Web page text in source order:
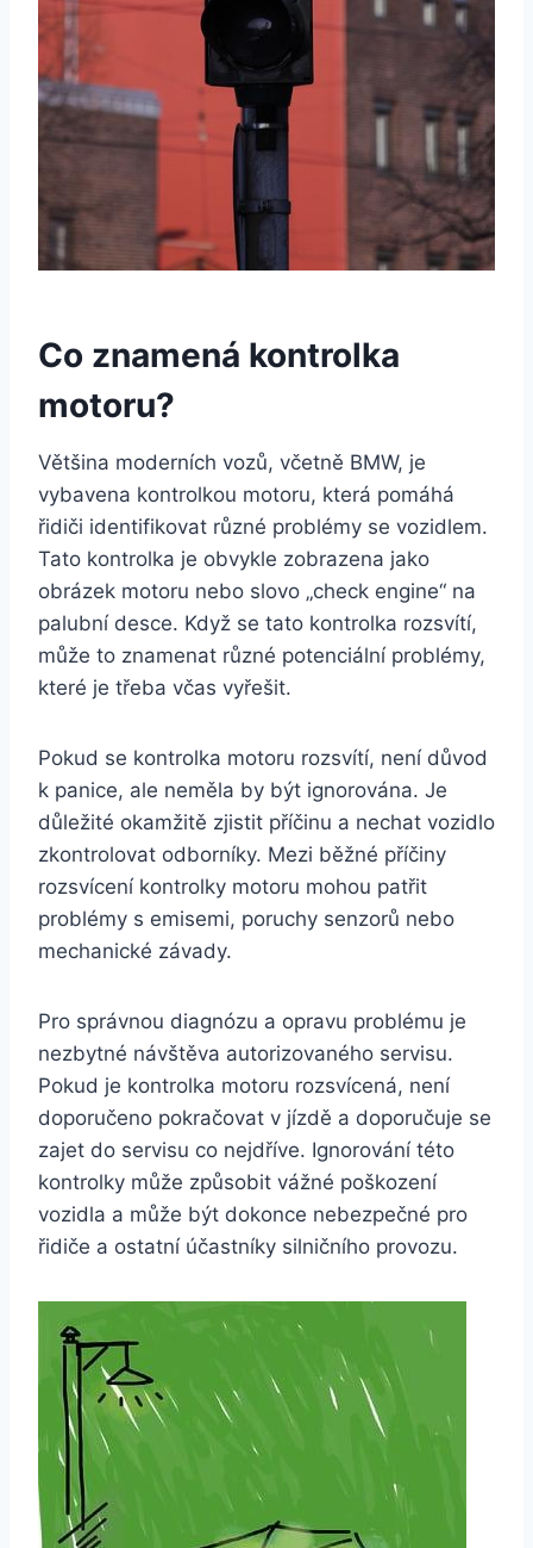
Co znamená kontrolka
motoru?
Většina moderních vozů, včetně BMW, je
vybavena kontrolkou motoru, která pomáhá
řidiči identifikovat různé problémy se vozidlem.
Tato kontrolka je obvykle zobrazena jako
obrázek motoru nebo slovo „check engine“ na
palubní desce. Když se tato kontrolka rozsvítí,
může to znamenat různé potenciální problémy,
které je třeba včas vyřešit.
Pokud se kontrolka motoru rozsvítí, není důvod
k panice, ale neměla by být ignorována. Je
důležité okamžitě zjistit příčinu a nechat vozidlo
zkontrolovat odborníky. Mezi běžné příčiny
rozsvícení kontrolky motoru mohou patřit
problémy s emisemi, poruchy senzorů nebo
mechanické závady.
Pro správnou diagnózu a opravu problému je
nezbytné návštěva autorizovaného servisu.
Pokud je kontrolka motoru rozsvícená, není
doporučeno pokračovat v jízdě a doporučuje se
zajet do servisu co nejdříve. Ignorování této
kontrolky může způsobit vážné poškození
vozidla a může být dokonce nebezpečné pro
řidiče a ostatní účastníky silničního provozu.